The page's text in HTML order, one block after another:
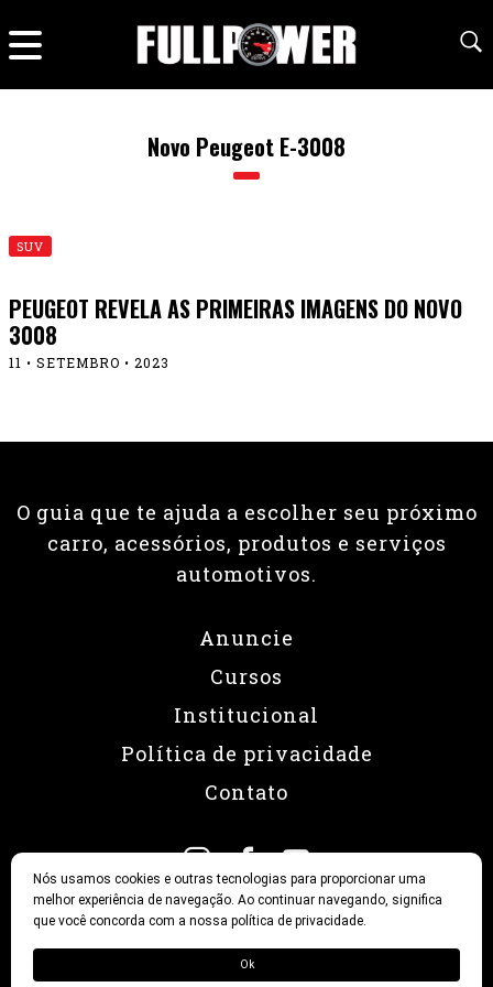
Novo Peugeot E-3008
SUV
PEUGEOT REVELA AS PRIMEIRAS IMAGENS DO NOVO
3008
11 • SETEMBRO • 2023
O guia que te ajuda a escolher seu próximo
carro, acessórios, produtos e serviços
automotivos.
Anuncie
Cursos
Institucional
Política de privacidade
Contato
Nós usamos cookies e outras tecnologias para proporcionar uma
melhor experiência de navegação. Ao continuar navegando, significa
que você concorda com a nossa política de privacidade.
Ok